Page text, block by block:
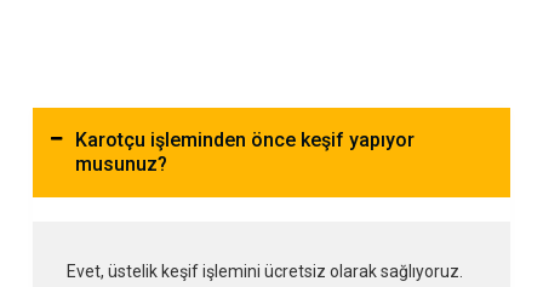
Karotçu işleminden önce keşif yapıyor
musunuz?
Evet, üstelik keşif işlemini ücretsiz olarak sağlıyoruz.